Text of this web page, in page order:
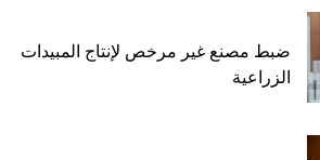
ضبط مصنع غير مرخص لإنتاج المبيدات
الزراعية